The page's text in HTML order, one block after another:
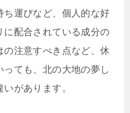
ち運びなど、個人的な好
配合されている成分の
注意すべき点など、休
ても、北の大地の夢し
があります。